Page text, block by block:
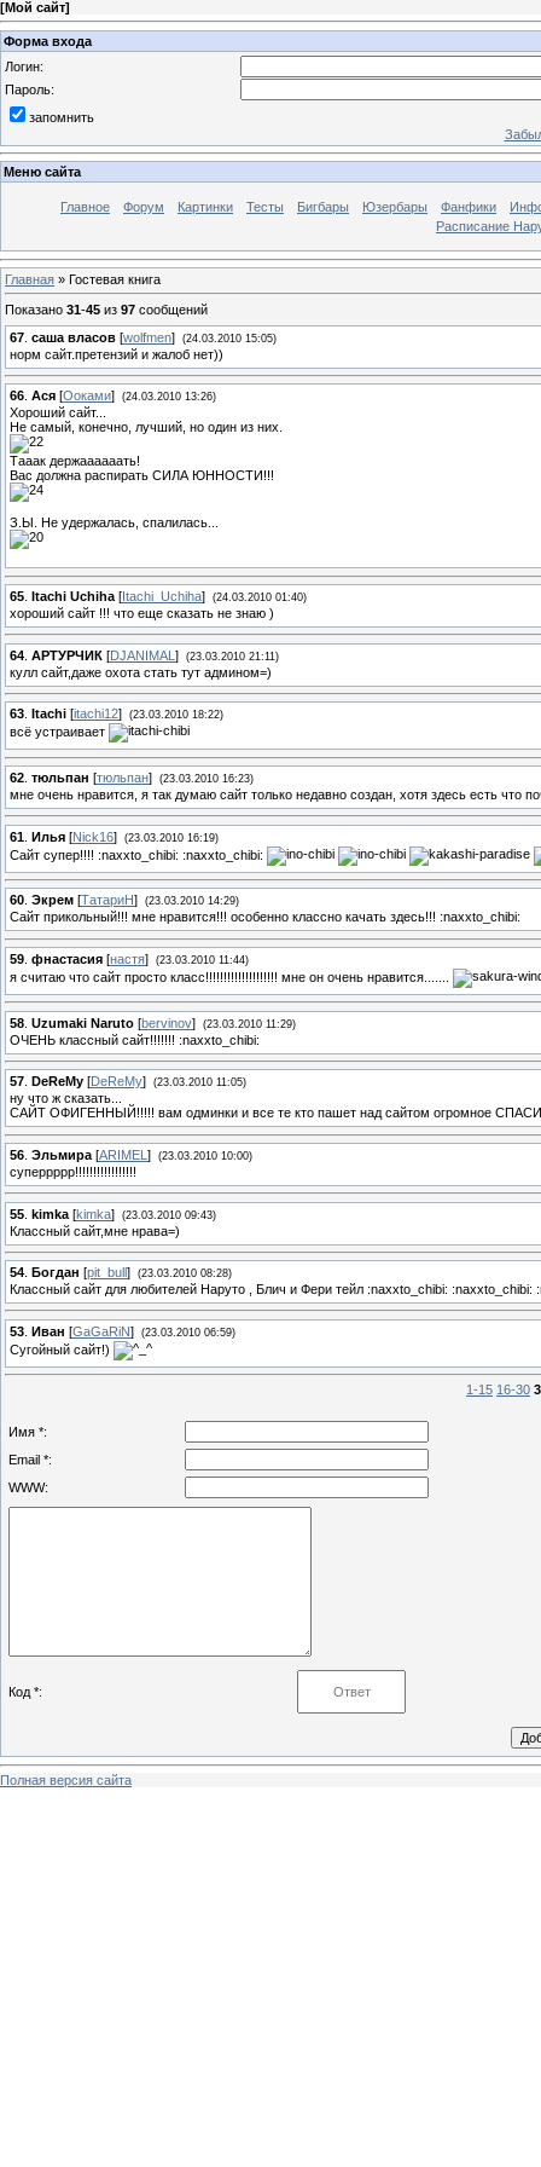
[Мой сайт]
Форма входа
Логин:
Пароль:
запомнить
Меню сайта
Главное Форум Картинки Тесты Бигбары Юзербары Фанфики
Расписание
Главная » Гостевая книга
Показано 31-45 из 97 сообщений
67 саша власов [wolfmen] (24.03.2010 15:05)
норм сайт.претензий и жалоб нет))
66 Ася [Ооками] (24.03.2010 13:26)
Хороший сайт...
Не самый, конечно, лучший, но один из них.
Тааак держаааааать!
Вас должна распирать СИЛА ЮННОСТИ!!!
З.Ы. Не удержалась, спалилась...
65 Itachi Uchiha [Itachi_Uchiha] (24.03.2010 01:40)
хороший сайт !!! что еще сказать не знаю )
64 АРТУРЧИК [DJANIMAL ] (23.03.2010 21:11)
кулл сайт,даже охота стать тут админом=)
63 Itachi [itachi12] (23.03.2010 18:22)
всё устраивает
62 тюльпан [тюльпан] (23.03.2010 16:23)
мне очень нравится, я так думаю сайт только недавно создан, хотя здесь есть
61 Илья [Nick16] (23.03.2010 16:19)
Сайт супер!!!! :naxxto_chibi: :naxxto_chibi:
60 Экрем [ТатариН] (23.03.2010 14:29)
Сайт прикольный!!! мне нравится!!! особенно классно качать здесь!!! :naxxto_chibi:
59 фнастасия [настя] (23.03.2010 11:44)
я считаю что сайт просто класс!!!!!!!!!!!!!!!!!!!! мне он очень нравится.......
58 Uzumaki Naruto [bervinov] (23.03.2010 11:29)
ОЧЕНЬ классный сайт!!!!!!! :naxxto_chibi:
57 DeReMy [DeReMy] (23.03.2010 11:05)
ну что ж сказать...
САЙТ ОФИГЕННЫЙ!!!!! вам одминки и все те кто пашет над сайтом огромное
56 Эльмира [ARIMEL ] (23.03.2010 10:00)
суперрррр!!!!!!!!!!!!!!!!!
55 kimka [kimka] (23.03.2010 09:43)
Классный сайт,мне нрава=)
54 Богдан [pit_bull] (23.03.2010 08:28)
Классный сайт для любителей Наруто , Блич и Фери тейл :naxxto_chibi: :naxxto_chibi:
53 Иван [GaGaRiN] (23.03.2010 06:59)
Сугойный сайт!)
1-15 16-30
Имя *:
Email *:
WWW:
Код *:
Полная версия сайта